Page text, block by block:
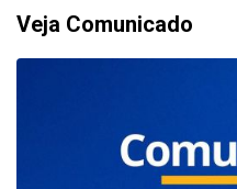
Veja Comunicado